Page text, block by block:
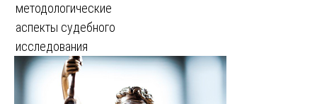
методологические
аспекты судебного
исследования